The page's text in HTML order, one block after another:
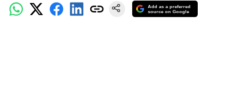
Add as a preferred
source on Google